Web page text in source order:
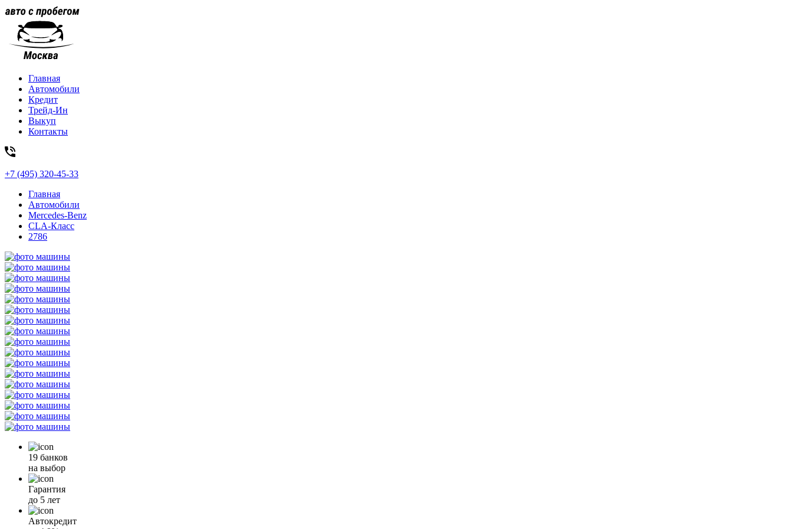
Главная
Автомобили
Кредит
Трейд-Ин
Выкуп
Контакты
+7 (495) 320-45-33
Главная
Автомобили
Mercedes-Benz
CLA-Класс
2786
19 банков
на выбор
Гарантия
до 5 лет
Автокредит